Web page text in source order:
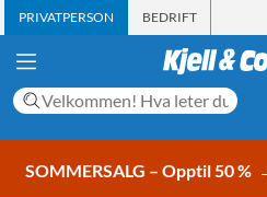
PRIVATPERSON BEDRIFT
SOMMERSALG – Opptil 50 %